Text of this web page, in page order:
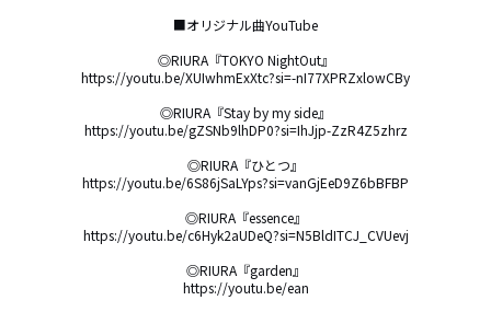
■オリジナル曲YouTube
◎RIURA『TOKYO NightOut』
https://youtu.be/XUIwhmExXtc?si=-nI77XPRZxlowCBy
◎RIURA『Stay by my side』
https://youtu.be/gZSNb9lhDP0?si=IhJjp-ZzR4Z5zhrz
◎RIURA『ひとつ』
https://youtu.be/6S86jSaLYps?si=vanGjEeD9Z6bBFBP
◎RIURA『essence』
https://youtu.be/c6Hyk2aUDeQ?si=N5BldITCJ_CVUevj
◎RIURA『garden』
https://youtu.be/ean